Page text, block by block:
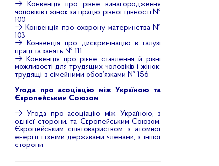
→
Конвенція про рівне винагородження
чоловіків і жінок за працю рівної цінності №
100
→ Конвенція про охорону материнства №
103
→
Конвенція про дискримінацію в галузі
праці та занять № 111
→
Конвенція про рівне ставлення й рівні
можливості для трудящих чоловіків і жінок:
трудящі із сімейними обов’язками № 156
Угода про асоціацію між Україною та
Європейським Союзом
→ Угода про асоціацію між Україною, з
однієї сторони, та Європейським Союзом,
Європейським співтовариством з атомної
енергії і їхніми державами-членами, з іншої
сторони